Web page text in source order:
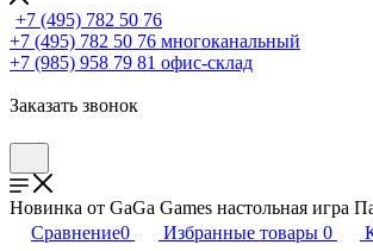
+7 (495) 782 50 76
+7 (495) 782 50 76 многоканальный
+7 (985) 958 79 81 офис-склад
Заказать звонок
Новинка от GaGa Games настольная игра
Сравнение0 Избранные товары 0